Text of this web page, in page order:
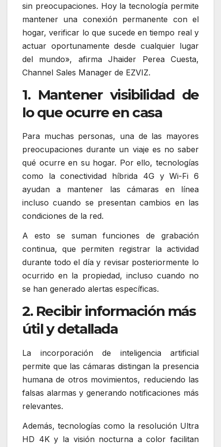
sin preocupaciones. Hoy la tecnología permite
mantener una conexión permanente con el
hogar, verificar lo que sucede en tiempo real y
actuar oportunamente desde cualquier lugar
del mundo», afirma Jhaider Perea Cuesta,
Channel Sales Manager de EZVIZ.
1. Mantener visibilidad de
lo que ocurre en casa
Para muchas personas, una de las mayores
preocupaciones durante un viaje es no saber
qué ocurre en su hogar. Por ello, tecnologías
como la conectividad híbrida 4G y Wi-Fi 6
ayudan a mantener las cámaras en línea
incluso cuando se presentan cambios en las
condiciones de la red.
A esto se suman funciones de grabación
continua, que permiten registrar la actividad
durante todo el día y revisar posteriormente lo
ocurrido en la propiedad, incluso cuando no
se han generado alertas específicas.
2. Recibir información más
útil y detallada
La incorporación de inteligencia artificial
permite que las cámaras distingan la presencia
humana de otros movimientos, reduciendo las
falsas alarmas y generando notificaciones más
relevantes.
Además, tecnologías como la resolución Ultra
HD 4K y la visión nocturna a color facilitan